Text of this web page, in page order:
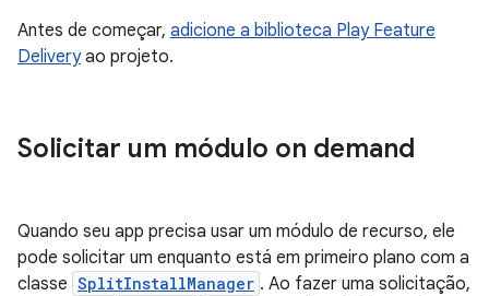
Antes de começar, adicione a biblioteca Play Feature
Deliveryao projeto.
Solicitar um módulo on demand
Quando seu app precisa usar um módulo de recurso, ele
pode solicitar um enquanto está em primeiro plano com a
classe SplitInstallManager . Ao fazer uma solicitação,